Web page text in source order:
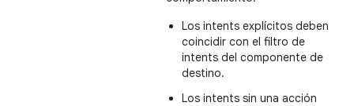
Los intents explícitos deben
coincidir con el filtro de
intents del componente de
destino.
Los intents sin una acción